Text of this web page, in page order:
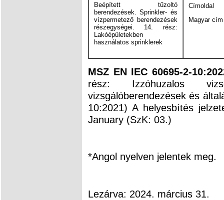
Beépített tűzoltó
berendezések. Sprinkler- és
vízpermetező berendezések
részegységei. 14. rész:
Lakóépületekben
használatos sprinklerek
Címoldal
Magyar cím
MSZ EN IEC 60695-2-
rész: Izzóhuzalos
vizsgálóberendezések és
10:2021) A helyesbítés
January (SzK: 03.)
*Angol nyelven jelentek meg.
Lezárva: 2024. március 31.